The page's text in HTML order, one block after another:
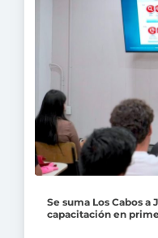
Se suma Los Cabos a
capacitación en